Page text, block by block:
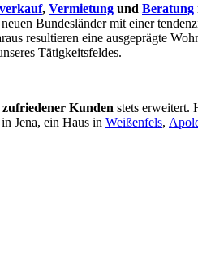
, Vermietung und Beratung
Bundesländer mit einer
resultieren eine ausgeprägte
Tätigkeitsfeldes.
zufriedener Kunden stets erweitert.
Jena, ein Haus in Weißenfels,